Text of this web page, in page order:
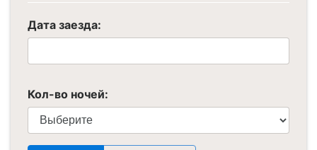
Дата заезда:
Кол-во ночей: